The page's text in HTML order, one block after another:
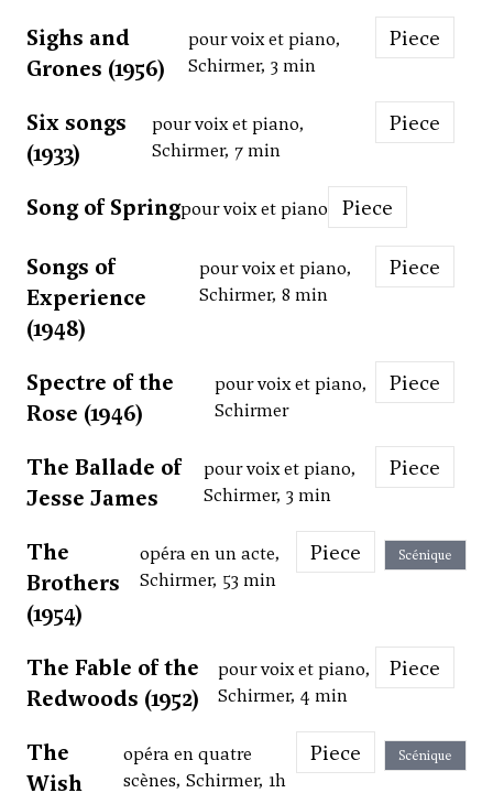
Sighs and
Grones (1956)
pour voix et piano,
Schirmer, 3 min
Piece
Six songs
(1933)
pour voix et piano,
Schirmer, 7 min
Piece
Song of Springpour voix et piano Piece
Songs of
Experience
(1948)
pour voix et piano,
Schirmer, 8 min
Piece
Spectre of the
Rose (1946)
pour voix et piano,
Schirmer
Piece
The Ballade of
Jesse James
pour voix et piano,
Schirmer, 3 min
Piece
The
Brothers
(1954)
opéra en un acte,
Schirmer, 53 min
Piece Scénique
The Fable of the
Redwoods (1952)
pour voix et piano,
Schirmer, 4 min
Piece
The
Wish
opéra en quatre
scènes, Schirmer, 1h
Piece Scénique